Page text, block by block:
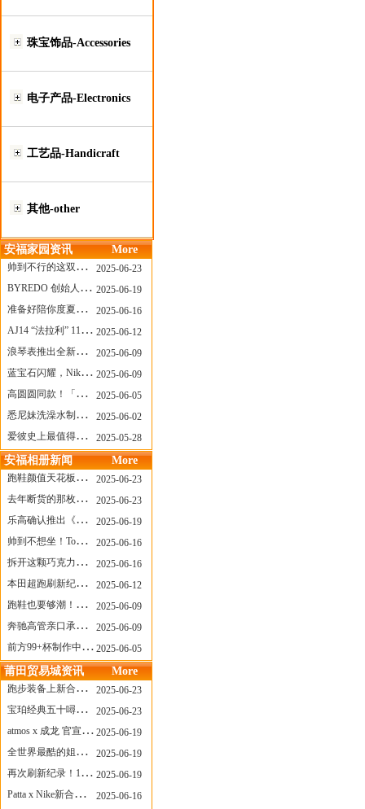
珠宝饰品-Accessories
电子产品-Electronics
工艺品-Handicraft
其他-other
安福家园资讯 More
帅到不行的这双跑鞋，其实藏着Nike第一位签约跑者的故事
2025-06-23
BYREDO 创始人离任，也带走了那份灵魂感
2025-06-19
准备好陪你度夏，nanamica x Suicoke 新联名来了
2025-06-16
AJ14 “法拉利” 11年后回归，红色超跑气场全开
2025-06-12
浪琴表推出全新先行者系列祖鲁时间1925腕表
2025-06-09
蓝宝石闪耀，Nike Air Max DN8 华丽变身
2025-06-09
高圆圆同款！「赤足New Balance」新联名曝光，铺货了
2025-06-05
悉尼妹洗澡水制成肥皂开启售卖！男粉：这肥皂能吃吗？
2025-06-02
爱彼史上最值得看的大展！揭秘150年传奇制表背后
2025-05-28
安福相册新闻 More
跑鞋颜值天花板？日常也能帅一脸
2025-06-23
去年断货的那枚表， CASIO指环表又要发售了
2025-06-23
乐高确认推出《哥斯拉》积木，这设计也太酷了！
2025-06-19
帅到不想坐！Tom Sachs x Helinox 这把露营椅太炸了
2025-06-16
拆开这颗巧克力，居然是皮卡丘？
2025-06-16
本田超跑刷新纪录了！700万元成交价
2025-06-12
跑鞋也要够潮！昂跑 x Slam Jam 联名即将发售
2025-06-09
奔驰高管亲口承认：电动G级，完全失败了！
2025-06-09
前方99+杯制作中！「爷爷不泡茶」苹果狗、桃桃喵，今夏顶流潮饮！
2025-06-05
莆田贸易城资讯 More
跑步装备上新合集，最近有什么可以关注的呢？
2025-06-23
宝珀经典五十噚家族再添新员 适配所有腕围的38mm小表径腕表亮相
2025-06-23
atmos x 成龙 官宣，《警察故事》联名短袖公布！
2025-06-19
全世界最酷的姐姐，和Nike联名的鞋要来了！
2025-06-19
再次刷新纪录！14只 LABUBU 共拍出240万元
2025-06-19
Patta x Nike新合作提前泄露，这次的服饰周边也有亮点？
2025-06-16